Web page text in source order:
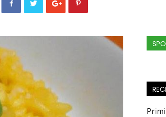
Sapori
Primi